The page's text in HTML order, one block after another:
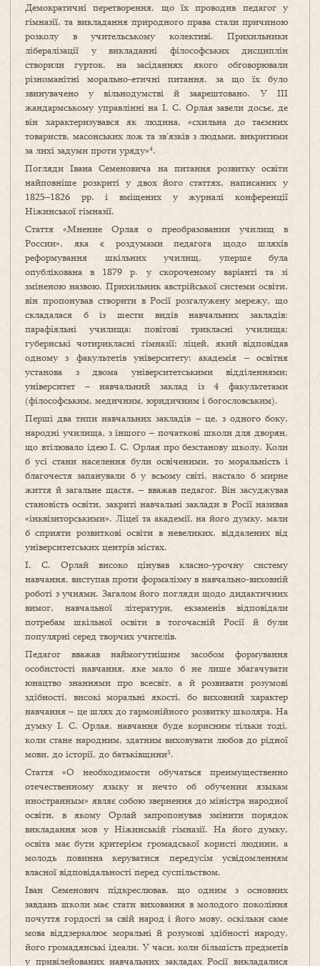
Демократичні перетворення, що їх проводив педагог у
гімназії, та викладання природного права стали причиною
розколу в учительському колективі. Прихильники
лібералізації у викладанні філософських дисциплін
створили гурток, на засіданнях якого обговорювали
різноманітні морально‑етичні питання, за що їх було
звинувачено у вільнодумстві й заарештовано. У ІІІ
жандармському управлінні на І. С. Орлая завели досьє, де
він характеризувався як людина, «схильна до таємних
товариств, масонських лож та зв’язків з людьми, викритими
за лихі задуми проти уряду»⁴.
Погляди Івана Семеновича на питання розвитку освіти
найповніше розкриті у двох його статтях, написаних у
1825–1826 рр. і вміщених у журналі конференції
Ніжинської гімназії.
Стаття «Мнение Орлая о преобразовании училищ в
России», яка є роздумами педагога щодо шляхів
реформування шкільних училищ, уперше була
опублікована в 1879 р. у скороченому варіанті та зі
зміненою назвою. Прихильник австрійської системи освіти,
він пропонував створити в Росії розгалужену мережу, що
складалася б із шести видів навчальних закладів:
парафіяльні училища; повітові трикласні училища;
губернські чотирикласні гімназії; ліцей, який відповідав
одному з факультетів університету; академія – освітня
установа з двома університетськими відділеннями;
університет – навчальний заклад із 4 факультетами
(філософським, медичним, юридичним і богословським).
Перші два типи навчальних закладів – це, з одного боку,
народні училища, з іншого – початкові школи для дворян,
що втілювало ідею І. С. Орлая про безстанову школу. Коли
б усі стани населення були освіченими, то моральність і
благочестя запанували б у всьому світі, настало б мирне
життя й загальне щастя, – вважав педагог. Він засуджував
становість освіти, закриті навчальні заклади в Росії називав
«інквізиторськими». Ліцеї та академії, на його думку, мали
б сприяти розвиткові освіти в невеликих, віддалених від
університетських центрів містах.
І. С. Орлай високо цінував класно-урочну систему
навчання, виступав проти формалізму в навчально-виховній
роботі з учнями. Загалом його погляди щодо дидактичних
вимог, навчальної літератури, екзаменів відповідали
потребам шкільної освіти в тогочасній Росії й були
популярні серед творчих учителів.
Педагог вважав наймогутнішим засобом формування
особистості навчання, яке мало б не лише збагачувати
юнацтво знаннями про всесвіт, а й розвивати розумові
здібності, високі моральні якості, бо виховний характер
навчання – це шлях до гармонійного розвитку школяра. На
думку І. С. Орлая, навчання буде корисним тільки тоді,
коли стане народним, здатним виховувати любов до рідної
мови, до історії, до батьківщини⁵.
Стаття «О необходимости обучаться преимущественно
отечественному языку и нечто об обучении языкам
иностранным» являє собою звернення до міністра народної
освіти, в якому Орлай запропонував змінити порядок
викладання мов у Ніжинській гімназії. На його думку,
освіта має бути критерієм громадської користі людини, а
молодь повинна керуватися передусім усвідомленням
власної відповідальності перед суспільством.
Іван Семенович підкреслював, що одним з основних
завдань школи має стати виховання в молодого покоління
почуття гордості за свій народ і його мову, оскільки саме
мова віддзеркалює моральні й розумові здібності народу,
його громадянські ідеали. У часи, коли більшість предметів
у привілейованих навчальних закладах Росії викладалися